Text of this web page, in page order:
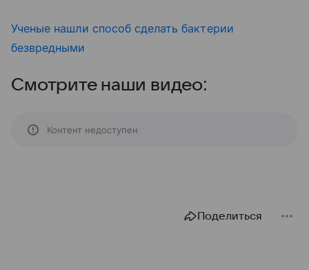
Ученые нашли способ сделать бактерии
безвредными
Смотрите наши видео:
Контент недоступен
Поделиться